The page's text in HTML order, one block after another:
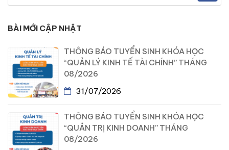
BÀI MỚI CẬP NHẬT
THÔNG BÁO TUYỂN SINH KHÓA HỌC
“QUẢN LÝ KINH TẾ TÀI CHÍNH” THÁNG
08/2026
31/07/2026
THÔNG BÁO TUYỂN SINH KHÓA HỌC
“QUẢN TRỊ KINH DOANH” THÁNG
08/2026